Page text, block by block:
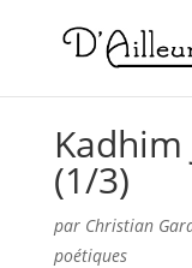
Kadhim
(1/3)
par Christian
poétiques